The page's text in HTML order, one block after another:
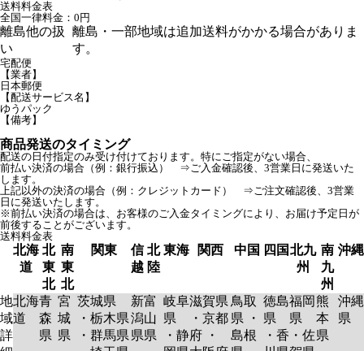
送料料金表
全国一律料金：0円
離島他の扱
い
離島・一部地域は追加送料がかかる場合がありま
す。
宅配便
【業者】
日本郵便
【配送サービス名】
ゆうパック
【備考】
商品発送のタイミング
配送の日付指定のみ受け付けております。特にご指定がない場合、
前払い決済の場合（例：銀行振込） ⇒ご入金確認後、3営業日に発送いた
します。
上記以外の決済の場合（例：クレジットカード） ⇒ご注文確認後、3営業
日に発送いたします。
※前払い決済の場合は、お客様のご入金タイミングにより、お届け予定日が
前後することがございます。
送料料金表
北海
道
北
東
北
南
東
北
関東
信
越
北
陸
東海 関西 中国 四国北九
州
南
九
州
沖縄
地
域
詳
北海
道
青
森
県
宮
城
県
茨城県
・栃木県
・群馬県
新
潟
県
富
山
県
岐阜
県
・静
滋賀県
・京都
府 ・
鳥取
県 ・
島根
徳島
県
・香
福岡
県
・佐
熊
本
県
沖縄
県